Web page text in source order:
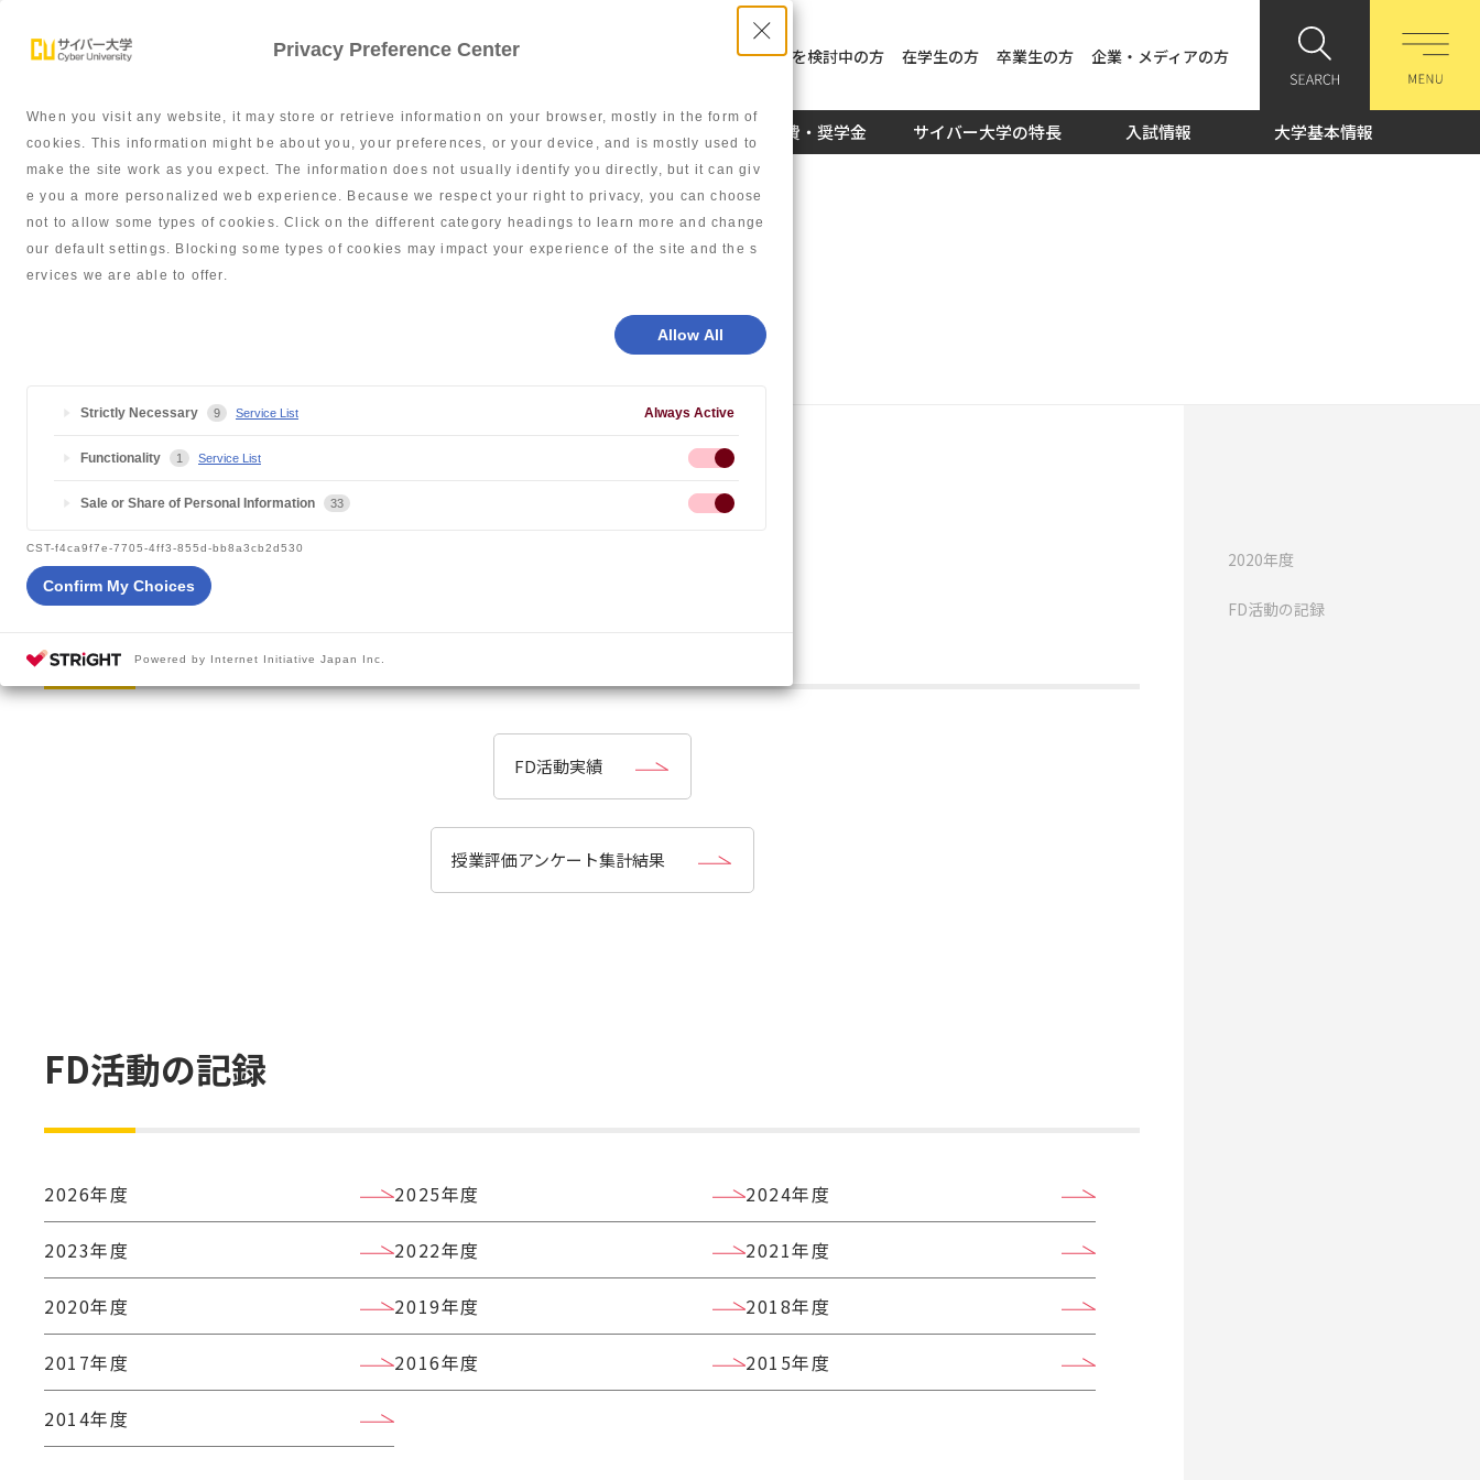
Privacy Preference Center
When you visit any website, it may store or retrieve information on your browser, mostly in the form of
cookies. This information might be about you, your preferences, or your device, and is mostly used to
make the site work as you expect. The information does not usually identify you directly, but it can giv
e you a more personalized web experience. Because we respect your right to privacy, you can choose
not to allow some types of cookies. Click on the different category headings to learn more and change
our default settings. Blocking some types of cookies may impact your experience of the site and the s
ervices we are able to offer.
Allow All
Strictly Necessary 9 Service List Always Active
Functionality 1 Service List
Sale or Share of Personal Information 33
CST-f4ca9f7e-7705-4ff3-855d-bb8a3cb2d530
Confirm My Choices
Powered by Internet Initiative Japan Inc.
社員教育を検討中の方 在学生の方 卒業生の方 企業・メディアの方
学費・奨学金 サイバー大学の特長 入試情報 大学基本情報
2020年度
2020年度
FD活動の記録
サイバー大学TOP 大学基本情報
FD活動実績
授業評価アンケート集計結果
FD活動の記録
2026年度 2025年度 2024年度
2023年度 2022年度 2021年度
2020年度 2019年度 2018年度
2017年度 2016年度 2015年度
2014年度